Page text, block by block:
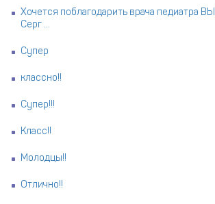
Хочется поблагодарить врача педиатра
Серг ...
Супер
классно!!
Супер!!!
Класс!!
Молодцы!!
Отлично!!